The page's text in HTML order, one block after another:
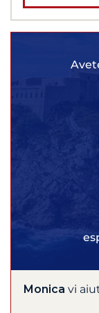
Monica vi